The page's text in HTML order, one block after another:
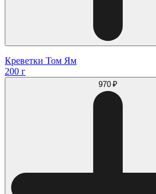
Креветки Том Ям
200 г
970 ₽